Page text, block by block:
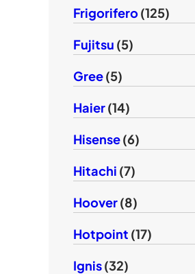
Frigorifero(125)
Fujitsu (5)
Gree(5)
Haier(14)
Hisense(6)
Hitachi (7)
Hoover(8)
Hotpoint (17)
Ignis(32)